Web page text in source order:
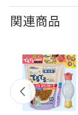
関連商品